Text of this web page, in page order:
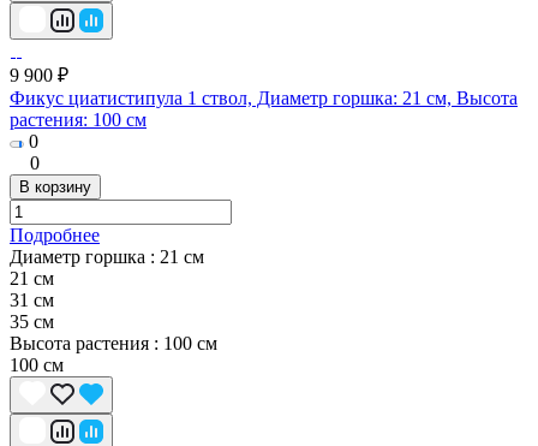
9 900 ₽
Фикус циатистипула 1 ствол, Диаметр горшка: 21 см, Высота
растения: 100 см
0
0
В корзину
Подробнее
Диаметр горшка : 21 см
21 см
31 см
35 cм
Высота растения : 100 см
100 см